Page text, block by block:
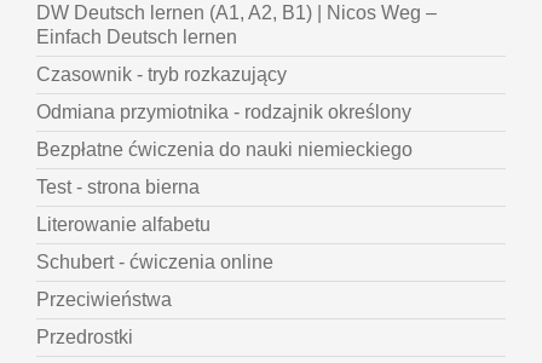
DW Deutsch lernen (A1, A2, B1) | Nicos Weg –
Einfach Deutsch lernen
Czasownik - tryb rozkazujący
Odmiana przymiotnika - rodzajnik określony
Bezpłatne ćwiczenia do nauki niemieckiego
Test - strona bierna
Literowanie alfabetu
Schubert - ćwiczenia online
Przeciwieństwa
Przedrostki